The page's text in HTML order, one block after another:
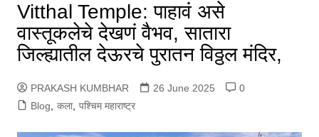
Vitthal Temple: पाहावं असे
वास्तूकलेचे देखणं वैभव, सातारा
जिल्ह्यातील देऊरचे पुरातन विठ्ठल मंदिर,
PRAKASH KUMBHAR 26 June 2025
0
Blog
कला, पश्चिम महाराष्ट्र